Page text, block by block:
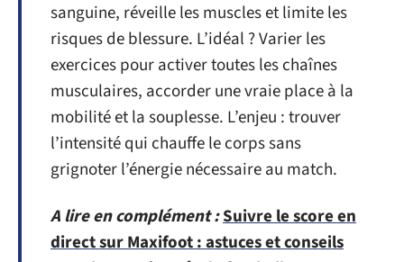
sanguine, réveille les muscles et limite les
risques de blessure. L’idéal ? Varier les
exercices pour activer toutes les chaînes
musculaires, accorder une vraie place à la
mobilité et la souplesse. L’enjeu : trouver
l’intensité qui chauffe le corps sans
grignoter l’énergie nécessaire au match.
A lire en complément :Suivre le score en
direct sur Maxifoot : astuces et conseils